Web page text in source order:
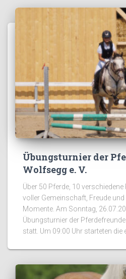
Übungsturnier der
Wolfsegg e. V.
Über 50 Pferde, 10
voller Gemeinschaft, Freude
Momente. Am Sonntag,
Übungsturnier der
statt. Um 09:00 Uhr starteten die